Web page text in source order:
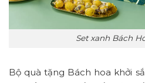
Set xanh Bách
Bộ quà tặng Bách hoa khởi